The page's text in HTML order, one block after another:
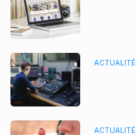
ACTUALITÉ
ACTUALITÉ